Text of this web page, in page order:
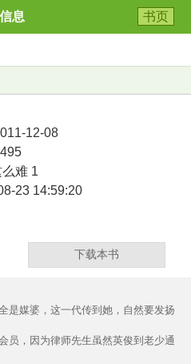
信息 书页
12-08
难 1
23 14:59:20
下载本书
是媒婆，这一代传到她，自然要发扬
员，因为律师先生虽然英俊到老少通